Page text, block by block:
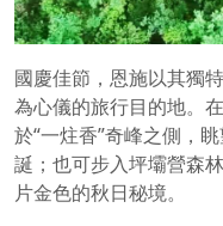
國慶佳節，恩施以其獨
為心儀的旅行目的地。
於“一炷香”奇峰之側，
誕；也可步入坪壩營森
片金色的秋日秘境。